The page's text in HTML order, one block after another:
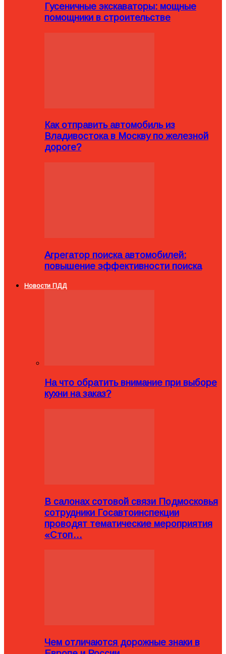
Гусеничные экскаваторы: мощные
помощники в строительстве
Как отправить автомобиль из
Владивостока в Москву по железной
дороге?
Агрегатор поиска автомобилей:
повышение эффективности поиска
Новости ПДД
На что обратить внимание при выборе
кухни на заказ?
В салонах сотовой связи Подмосковья
сотрудники Госавтоинспекции
проводят тематические мероприятия
«Стоп…
Чем отличаются дорожные знаки в